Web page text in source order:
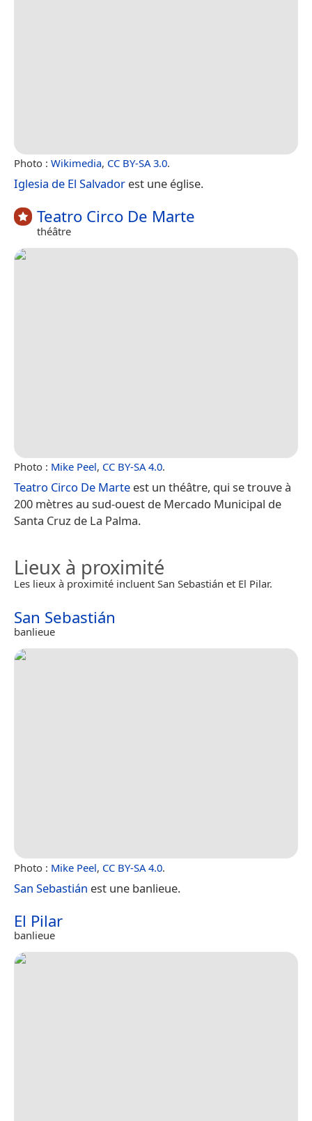
Photo : Wikimedia, CC BY-SA 3.0.
Iglesia de El Salvador est une église.
Teatro Circo De Marte
théâtre
Photo : Mike Peel, CC BY-SA 4.0.
Teatro Circo De Marte est un théâtre, qui se trouve à
200 mètres au sud-ouest de Mercado Municipal de
Santa Cruz de La Palma.
Lieux à proximité
Les lieux à proximité incluent San Sebastián et El Pilar.
San Sebastián
banlieue
Photo : Mike Peel, CC BY-SA 4.0.
San Sebastián est une banlieue.
El Pilar
banlieue